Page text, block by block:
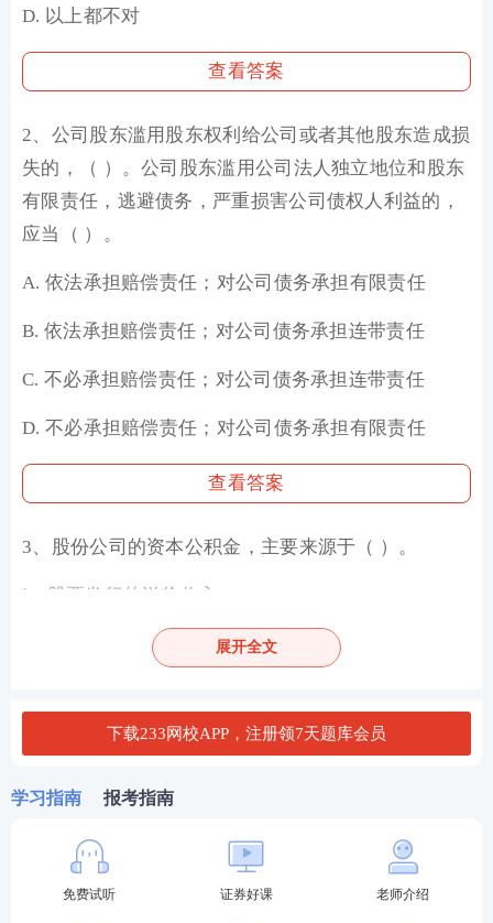
D. 以上都不对
查看答案
2、公司股东滥用股东权利给公司或者其他股东造成损
失的，（ ）。公司股东滥用公司法人独立地位和股东
有限责任，逃避债务，严重损害公司债权人利益的，
应当（ ）。
A. 依法承担赔偿责任；对公司债务承担有限责任
B. 依法承担赔偿责任；对公司债务承担连带责任
C. 不必承担赔偿责任；对公司债务承担连带责任
D. 不必承担赔偿责任；对公司债务承担有限责任
查看答案
3、股份公司的资本公积金，主要来源于（ ）。
Ⅰ．股票发行的溢价收入
Ⅳ．因合并而接受其他公司资产净额
A. Ⅰ、Ⅱ、Ⅲ
B. Ⅱ、Ⅲ、Ⅳ
C. Ⅰ、Ⅱ、Ⅳ
展开全文
下载233网校APP，注册领7天题库会员
学习指南 报考指南
免费试听 证券好课 老师介绍